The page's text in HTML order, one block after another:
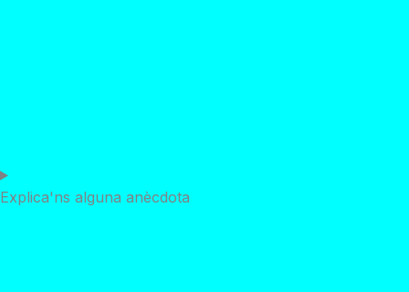
Explica'ns alguna anècdota